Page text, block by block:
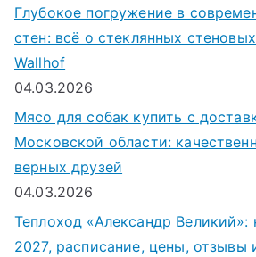
Глубокое погружение в
стен: всё о стеклянных
Wallhof
04.03.2026
Мясо для собак купить с
Московской области:
верных друзей
04.03.2026
Теплоход «Александр Великий»:
2027, расписание, цены, отзывы